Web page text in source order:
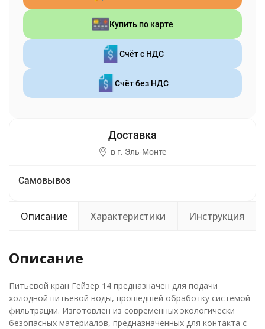
Купить по карте
Счёт с НДС
Счёт без НДС
в г. Эль-Монте
Самовывоз
Описание Характеристики Инструкция
Описание
Питьевой кран Гейзер 14 предназначен для подачи
холодной питьевой воды, прошедшей обработку системой
фильтрации. Изготовлен из современных экологически
безопасных материалов, предназначенных для контакта с